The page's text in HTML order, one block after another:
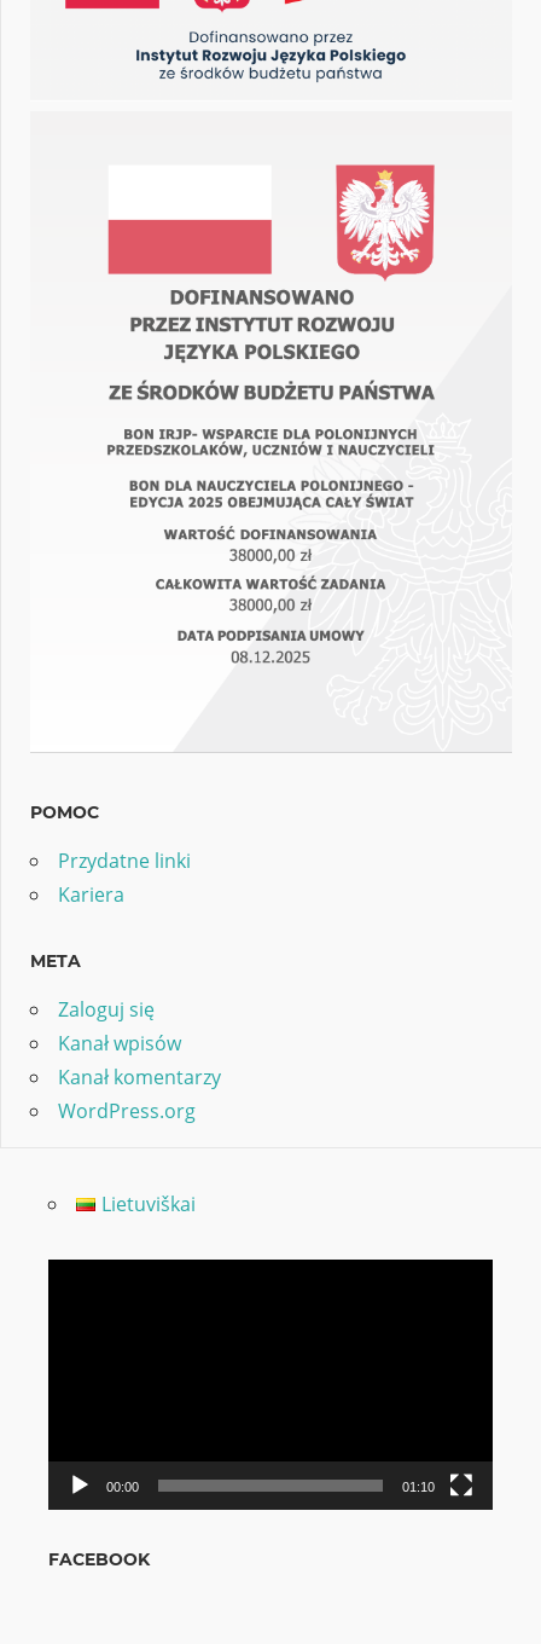
POMOC
Przydatne linki
Kariera
META
Zaloguj się
Kanał wpisów
Kanał komentarzy
WordPress.org
Lietuviškai
00:00 01:10
FACEBOOK